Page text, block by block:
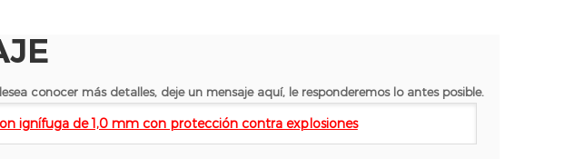
conocer más detalles, deje un mensaje aquí, le responderemos lo antes posible.
ignífuga de 1,0 mm con protección contra explosiones